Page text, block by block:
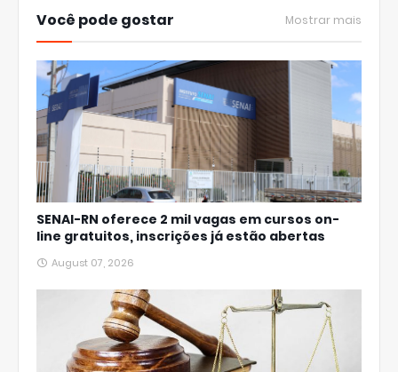
Você pode gostar Mostrar mais
SENAI-RN oferece 2 mil vagas em cursos on-
line gratuitos, inscrições já estão abertas
August 07, 2026